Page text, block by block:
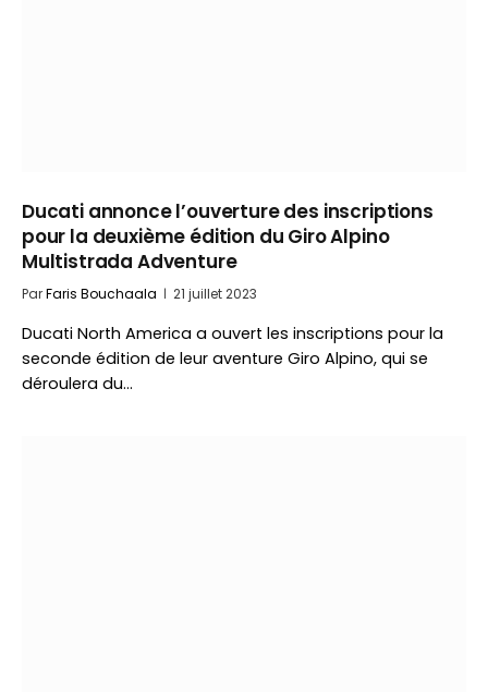
Ducati annonce l’ouverture des inscriptions
pour la deuxième édition du Giro Alpino
Multistrada Adventure
ParFaris Bouchaala 21 juillet 2023
Ducati North America a ouvert les inscriptions pour la
seconde édition de leur aventure Giro Alpino, qui se
déroulera du…